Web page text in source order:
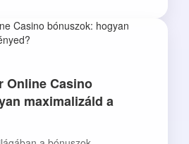
Online Casino
maximalizáld a